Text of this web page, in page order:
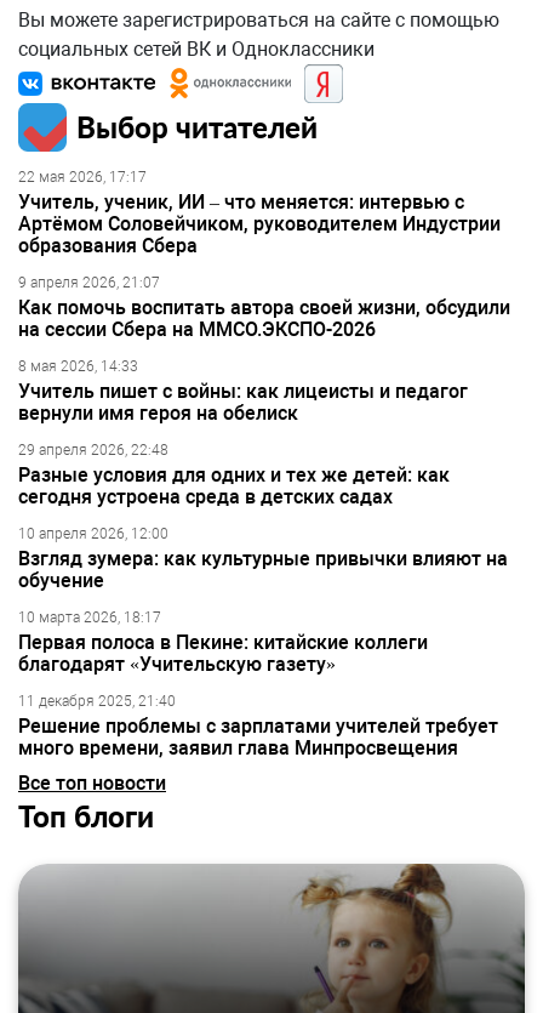
Вы можете зарегистрироваться на сайте с помощью
социальных сетей ВК и Одноклассники
Выбор читателей
22 мая 2026, 17:17
Учитель, ученик, ИИ – что меняется: интервью с
Артёмом Соловейчиком, руководителем Индустрии
образования Сбера
9 апреля 2026, 21:07
Как помочь воспитать автора своей жизни, обсудили
на сессии Сбера на ММСО.ЭКСПО-2026
8 мая 2026, 14:33
Учитель пишет с войны: как лицеисты и педагог
вернули имя героя на обелиск
29 апреля 2026, 22:48
Разные условия для одних и тех же детей: как
сегодня устроена среда в детских садах
10 апреля 2026, 12:00
Взгляд зумера: как культурные привычки влияют на
обучение
10 марта 2026, 18:17
Первая полоса в Пекине: китайские коллеги
благодарят «Учительскую газету»
11 декабря 2025, 21:40
Решение проблемы с зарплатами учителей требует
много времени, заявил глава Минпросвещения
Все топ новости
Топ блоги